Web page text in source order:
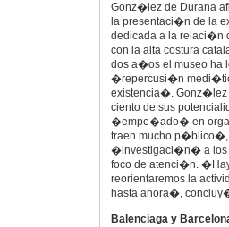
Gonz�lez de Durana
la presentaci�n de la
dedicada a la relaci�n
con la alta costura
dos a�os el museo ha
�repercusi�n
existencia�. Gonz�lez
ciento de sus
�empe�ado� en
traen mucho p�blico�,
�investigaci�n� a los
foco de atenci�n.
reorientaremos la
hasta ahora�,
Balenciaga y